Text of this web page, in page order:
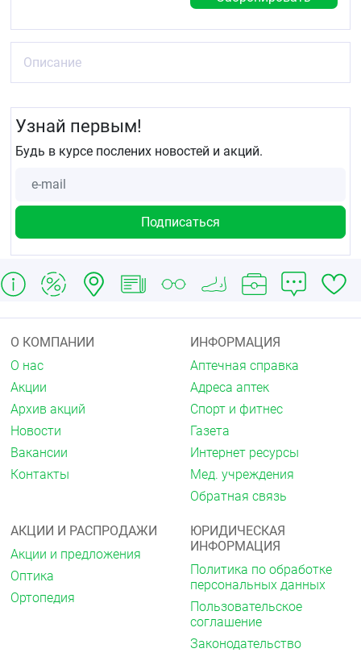
Описание
Узнай первым!
Будь в курсе послених новостей и акций.
О КОМПАНИИ
О нас
Акции
Архив акций
Новости
Вакансии
Контакты
ИНФОРМАЦИЯ
Аптечная справка
Адреса аптек
Спорт и фитнес
Газета
Интернет ресурсы
Мед. учреждения
Обратная связь
АКЦИИ И РАСПРОДАЖИ
Акции и предложения
Оптика
Ортопедия
ЮРИДИЧЕСКАЯ
ИНФОРМАЦИЯ
Политика по обработке
персональных данных
Пользовательское
соглашение
Законодательство